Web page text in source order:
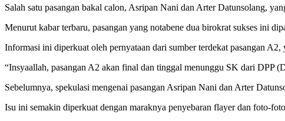
Salah satu pasangan bakal calon, Asripan Nani dan Arter Datunsolang,
Menurut kabar terbaru, pasangan yang notabene dua birokrat sukses ini
Informasi ini diperkuat oleh pernyataan dari sumber terdekat pasangan
“Insyaallah, pasangan A2 akan final dan tinggal menunggu SK dari DPP
Sebelumnya, spekulasi mengenai pasangan Asripan Nani dan Arter
Isu ini semakin diperkuat dengan maraknya penyebaran flayer dan foto-